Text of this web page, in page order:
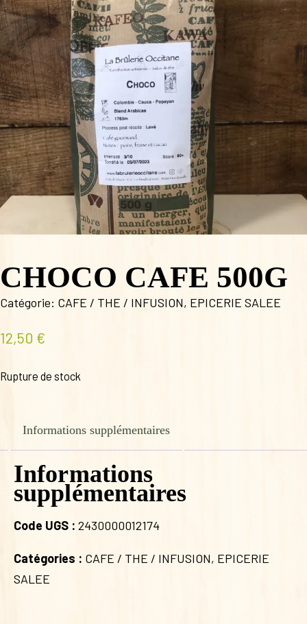
CHOCO CAFE 500G
Catégorie: CAFE / THE / INFUSION, EPICERIE SALEE
12,50 €
Rupture de stock
Informations supplémentaires
Informations
supplémentaires
Code UGS : 2430000012174
Catégories : CAFE / THE / INFUSION, EPICERIE
SALEE